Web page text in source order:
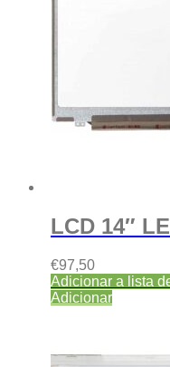
LCD 14″
€97,50
Adicionar a lista
Adicionar